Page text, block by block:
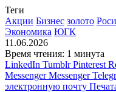
Теги
Акции Бизнес золото
Экономика ЮГК
11.06.2026
Время чтения: 1 минута
LinkedIn Tumblr Pinterest
Messenger Messenger
электронную почту